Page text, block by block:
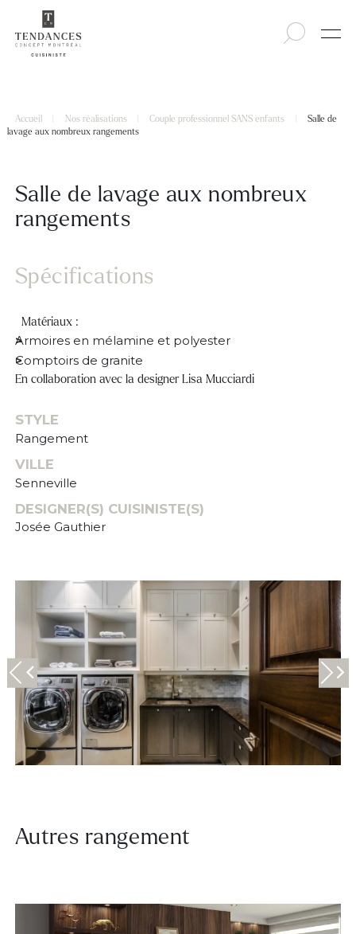
Accueil Nos réalisations Couple professionnel SANS enfants
Salle de
lavage aux nombreux rangements
Salle de lavage aux nombreux
rangements
Spécifications
Matériaux :
Armoires en mélamine et polyester
Comptoirs de granite
En collaboration avec la designer Lisa Mucciardi
STYLE
Rangement
VILLE
Senneville
DESIGNER(S) CUISINISTE(S)
Josée Gauthier
Autres rangement